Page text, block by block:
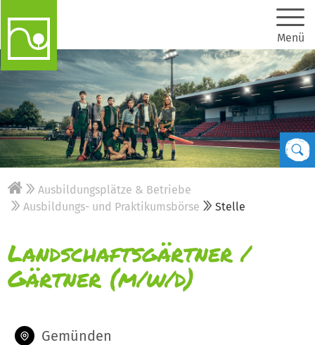
Menü
Ausbildungsplätze & Betriebe
Ausbildungs- und Praktikumsbörse
Stelle
Landschaftsgärtner /
Gärtner (m/w/d)
Gemünden